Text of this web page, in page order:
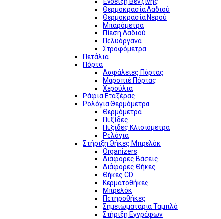
Θερμοκρασία Λαδιού
Θερμοκρασία Νερού
Μπαρόμετρα
Πίεση Λαδιού
Πολυόργανα
Στροφόμετρα
Πετάλια
Πόρτα
Ασφάλειες Πόρτας
Μαρσπιέ Πόρτας
Χερούλια
Ράφια Εταζέρας
Ρολόγια Θερμόμετρα
Θερμόμετρα
Πυξίδες
Πυξίδες Κλισιόμετρα
Ρολόγια
Στήριξη Θήκες Μπρελόκ
Organizers
Διάφορες Βάσεις
Διάφορες Θήκες
Θήκες CD
Κερματοθήκες
Μπρελόκ
Ποτηροθήκες
Σημειωματάρια Ταμπλό
Στήριξη Εγγράφων